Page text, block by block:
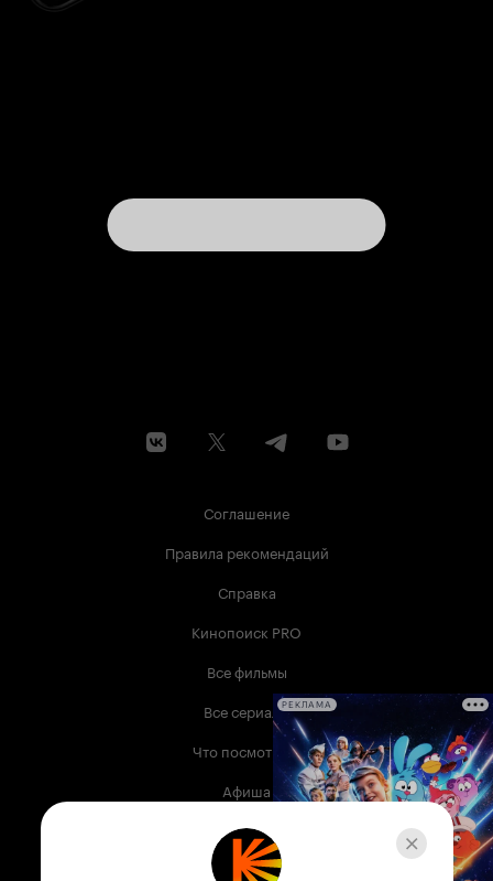
Соглашение
Правила рекомендаций
Справка
Кинопоиск PRO
Все фильмы
Все сериалы
Что посмотреть
Афиша
Музыка
Телепрограмма
РЕКЛАМА